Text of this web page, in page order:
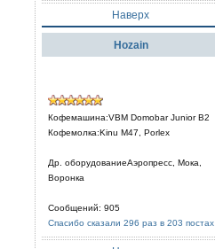
Наверх
Hozain
Кофемашина:VBM Domobar Junior B2
Кофемолка:Kinu M47, Porlex
Др. оборудованиеАэропресс, Мока,
Воронка
Сообщений: 905
Спасибо сказали 296 раз в 203 постах